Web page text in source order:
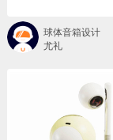
球体音箱设计
尤礼